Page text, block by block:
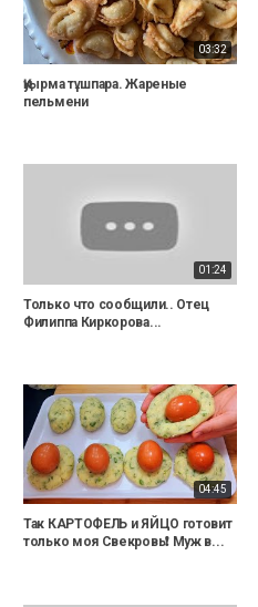
03:32
Қуырма тұшпара. Жареные
пельмени
01:24
Только что сообщили.. Отец
Филиппа Киркорова...
04:45
Так КАРТОФЕЛЬ и ЯЙЦО готовит
только моя Свекровь❗ Муж в...